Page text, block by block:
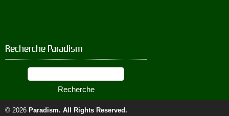
Recherche Paradism
© 2026 Paradism. All Rights Reserved.